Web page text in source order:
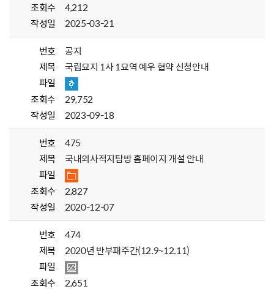
조회수
4,212
작성일
2025-03-21
번호
공지
제목
국립묘지 1사 1묘역 예우 협약 신청안내
파일
조회수
29,752
작성일
2023-09-18
번호
475
제목
국내외사적지탐방 홈페이지 개설 안내
파일
조회수
2,827
작성일
2020-12-07
번호
474
제목
2020년 반부패주간(12.9~12.11)
파일
조회수
2,651